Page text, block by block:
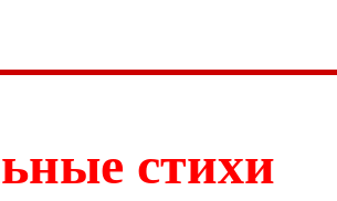
стихи